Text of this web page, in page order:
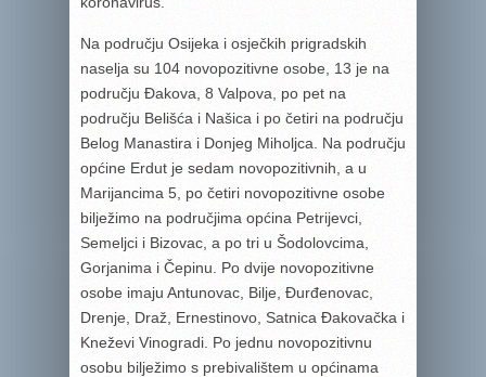
Na području Osijeka i osječkih prigradskih
naselja su 104 novopozitivne osobe, 13 je na
području Đakova, 8 Valpova, po pet na
području Belišća i Našica i po četiri na području
Belog Manastira i Donjeg Miholjca. Na području
općine Erdut je sedam novopozitivnih, a u
Marijancima 5, po četiri novopozitivne osobe
bilježimo na područjima općina Petrijevci,
Semeljci i Bizovac, a po tri u Šodolovcima,
Gorjanima i Čepinu. Po dvije novopozitivne
osobe imaju Antunovac, Bilje, Đurđenovac,
Drenje, Draž, Ernestinovo, Satnica Đakovačka i
Kneževi Vinogradi. Po jednu novopozitivnu
osobu bilježimo s prebivalištem u općinama